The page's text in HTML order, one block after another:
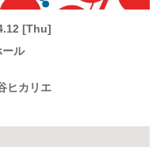
[Thu]
ール
ヒカリエ